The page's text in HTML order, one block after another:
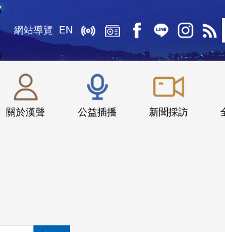
網站導覽 EN
關於漢聲 公益插播 新聞採訪